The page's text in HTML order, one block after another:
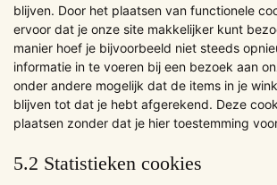
blijven. Door het plaatsen van functionele
ervoor dat je onze site makkelijker kunt
manier hoef je bijvoorbeeld niet steeds
informatie in te voeren bij een bezoek aan
onder andere mogelijk dat de items in je
blijven tot dat je hebt afgerekend. Deze
plaatsen zonder dat je hier toestemming
5.2 Statistieken cookies